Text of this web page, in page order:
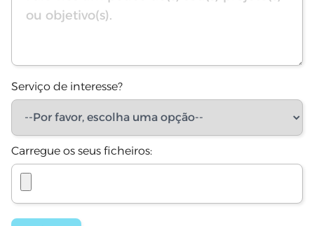
Serviço de interesse?
Carregue os seus ficheiros: